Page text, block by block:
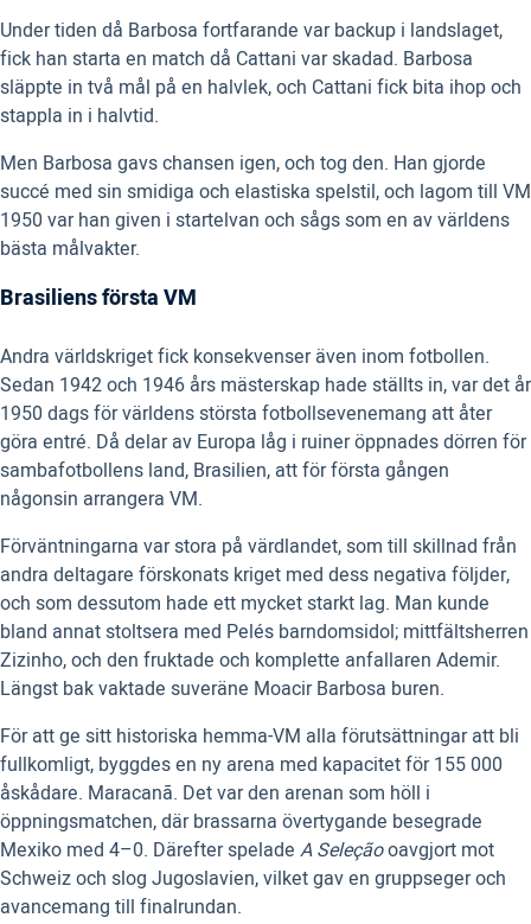
Under tiden då Barbosa fortfarande var backup i landslaget,
fick han starta en match då Cattani var skadad. Barbosa
släppte in två mål på en halvlek, och Cattani fick bita ihop och
stappla in i halvtid.
Men Barbosa gavs chansen igen, och tog den. Han gjorde
succé med sin smidiga och elastiska spelstil, och lagom till VM
1950 var han given i startelvan och sågs som en av världens
bästa målvakter.
Brasiliens första VM
Andra världskriget fick konsekvenser även inom fotbollen.
Sedan 1942 och 1946 års mästerskap hade ställts in, var det år
1950 dags för världens största fotbollsevenemang att åter
göra entré. Då delar av Europa låg i ruiner öppnades dörren för
sambafotbollens land, Brasilien, att för första gången
någonsin arrangera VM.
Förväntningarna var stora på värdlandet, som till skillnad från
andra deltagare förskonats kriget med dess negativa följder,
och som dessutom hade ett mycket starkt lag. Man kunde
bland annat stoltsera med Pelés barndomsidol; mittfältsherren
Zizinho, och den fruktade och komplette anfallaren Ademir.
Längst bak vaktade suveräne Moacir Barbosa buren.
För att ge sitt historiska hemma-VM alla förutsättningar att bli
fullkomligt, byggdes en ny arena med kapacitet för 155 000
åskådare. Maracanã. Det var den arenan som höll i
öppningsmatchen, där brassarna övertygande besegrade
Mexiko med 4–0. Därefter spelade A Seleçãooavgjort mot
Schweiz och slog Jugoslavien, vilket gav en gruppseger och
avancemang till finalrundan.